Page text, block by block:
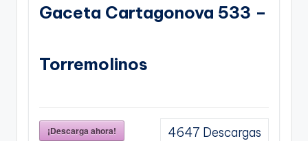
Gaceta Cartagonova 533 –
Torremolinos
¡Descarga ahora! 4647 Descargas